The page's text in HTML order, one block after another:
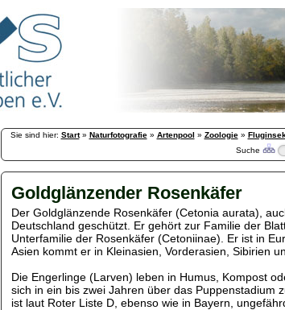
Sie sind hier: Start» Naturfotografie» Artenpool » Zoologie»
Suche
Goldglänzender Rosenkäfer
Der Goldglänzende Rosenkäfer (Cetonia aurata),
Deutschland geschützt. Er gehört zur Familie der
Unterfamilie der Rosenkäfer (Cetoniinae). Er ist in
Asien kommt er in Kleinasien, Vorderasien, Sibirien
Die Engerlinge (Larven) leben in Humus, Kompost
sich in ein bis zwei Jahren über das Puppenstadium
ist laut Roter Liste D, ebenso wie in Bayern,